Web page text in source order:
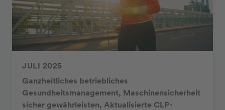
JULI 2025
Ganzheitliches betriebliches
Gesundheitsmanagement, Maschinensicherheit
sicher gewährleisten, Aktualisierte CLP-